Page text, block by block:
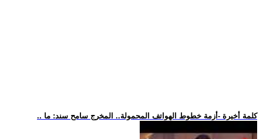
.. كلمة أخيرة -أزمة خطوط الهواتف المحمولة.. المخرج سامح سند: ما